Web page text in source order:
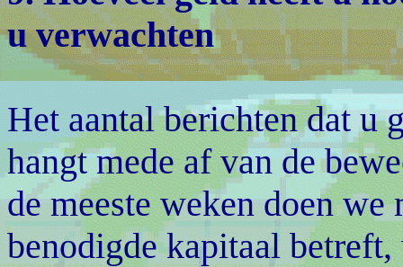
u verwachten
Het aantal berichten dat u
hangt mede af van de
de meeste weken doen we
benodigde kapitaal